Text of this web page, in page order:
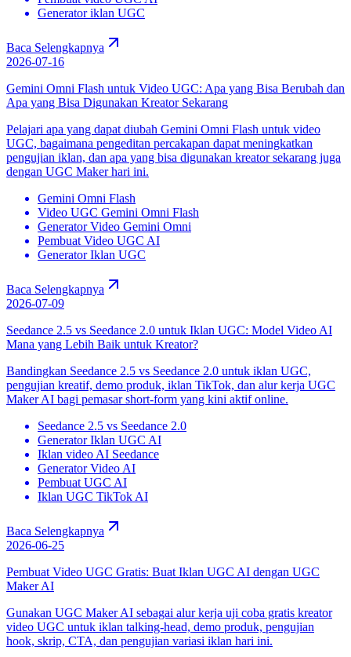
Generator iklan UGC
Baca Selengkapnya
2026-07-16
Gemini Omni Flash untuk Video UGC: Apa yang Bisa Berubah dan
Apa yang Bisa Digunakan Kreator Sekarang
Pelajari apa yang dapat diubah Gemini Omni Flash untuk video
UGC, bagaimana pengeditan percakapan dapat meningkatkan
pengujian iklan, dan apa yang bisa digunakan kreator sekarang juga
dengan UGC Maker hari ini.
Gemini Omni Flash
Video UGC Gemini Omni Flash
Generator Video Gemini Omni
Pembuat Video UGC AI
Generator Iklan UGC
Baca Selengkapnya
2026-07-09
Seedance 2.5 vs Seedance 2.0 untuk Iklan UGC: Model Video AI
Mana yang Lebih Baik untuk Kreator?
Bandingkan Seedance 2.5 vs Seedance 2.0 untuk iklan UGC,
pengujian kreatif, demo produk, iklan TikTok, dan alur kerja UGC
Maker AI bagi pemasar short-form yang kini aktif online.
Seedance 2.5 vs Seedance 2.0
Generator Iklan UGC AI
Iklan video AI Seedance
Generator Video AI
Pembuat UGC AI
Iklan UGC TikTok AI
Baca Selengkapnya
2026-06-25
Pembuat Video UGC Gratis: Buat Iklan UGC AI dengan UGC
Maker AI
Gunakan UGC Maker AI sebagai alur kerja uji coba gratis kreator
video UGC untuk iklan talking-head, demo produk, pengujian
hook, skrip, CTA, dan pengujian variasi iklan hari ini.